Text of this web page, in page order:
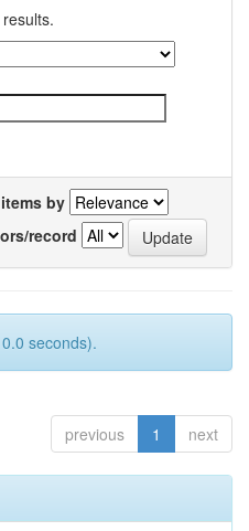
by
record
seconds).
previous 1 next